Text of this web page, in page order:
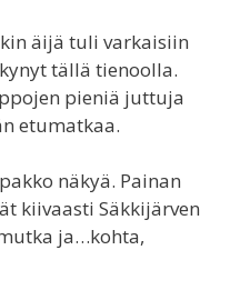
äijä tuli varkaisiin
tällä tienoolla.
pieniä juttuja
etumatkaa.
näkyä. Painan
kiivaasti Säkkijärven
ja…kohta,